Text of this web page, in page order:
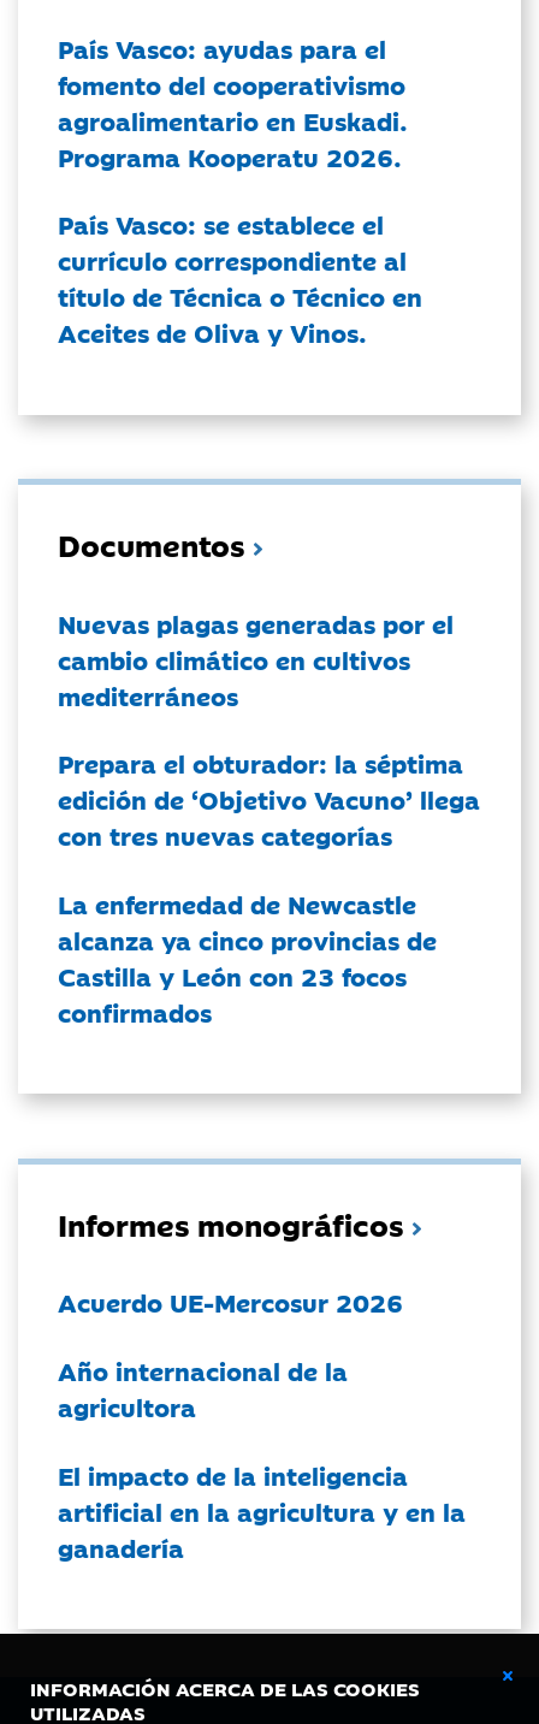
INFORMACIÓN ACERCA DE LAS COOKIES
UTILIZADAS
País Vasco: ayudas para el
fomento del cooperativismo
agroalimentario en Euskadi.
Programa Kooperatu 2026.
País Vasco: se establece el
currículo correspondiente al
título de Técnica o Técnico en
Aceites de Oliva y Vinos.
Documentos
Nuevas plagas generadas por el
cambio climático en cultivos
mediterráneos
Prepara el obturador: la séptima
edición de ‘Objetivo Vacuno’ llega
con tres nuevas categorías
La enfermedad de Newcastle
alcanza ya cinco provincias de
Castilla y León con 23 focos
confirmados
Informes monográficos
Acuerdo UE-Mercosur 2026
Año internacional de la
agricultora
El impacto de la inteligencia
artificial en la agricultura y en la
ganadería